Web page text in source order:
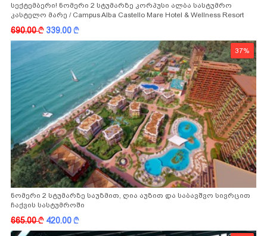
სექტემბერი! ნომერი 2 სტუმარზე კორპუსი ალბა სასტუმრო
კასტელო მარე / Campus Alba Castello Mare Hotel & Wellness Resort
-სგან!
690.00k 339.00k
37%
ნომერი 2 სტუმარზე საუზმით, ღია აუზით და საბავშვო სივრცით
ჩაქვის სასტუმროში
665.00k 420.00k